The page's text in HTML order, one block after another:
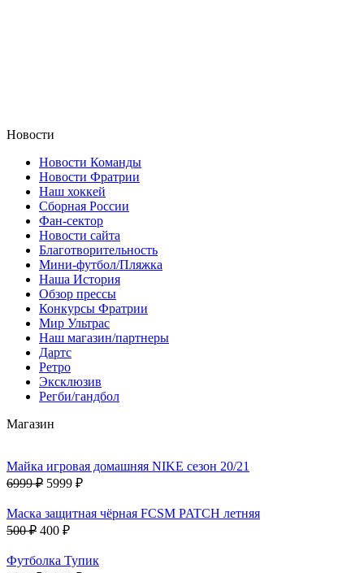
Новости
Новости Команды
Новости Фратрии
Наш хоккей
Сборная России
Фан-cектор
Новости сайта
Благотворительность
Мини-футбол/Пляжка
Наша История
Обзор прессы
Конкурсы Фратрии
Мир Ультрас
Наш магазин/партнеры
Дартс
Ретро
Эксклюзив
Регби/гандбол
Магазин
Майка игровая домашняя NIKE сезон 20/21
6999 ₽ 5999 ₽
Маска защитная чёрная FCSM PATCH летняя
500 ₽ 400 ₽
Футболка Тупик